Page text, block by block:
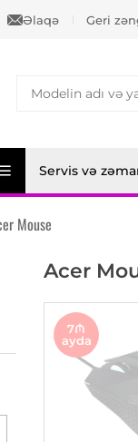
Əlaqə Geri
Servis və
Mouse
Acer
7₼
ayda